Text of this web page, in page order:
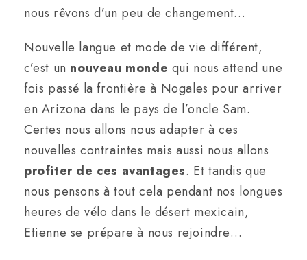
nous rêvons d’un peu de changement…
Nouvelle langue et mode de vie différent,
c’est un nouveau monde qui nous attend une
fois passé la frontière à Nogales pour arriver
en Arizona dans le pays de l’oncle Sam.
Certes nous allons nous adapter à ces
nouvelles contraintes mais aussi nous allons
profiter de ces avantages. Et tandis que
nous pensons à tout cela pendant nos longues
heures de vélo dans le désert mexicain,
Etienne se prépare à nous rejoindre…